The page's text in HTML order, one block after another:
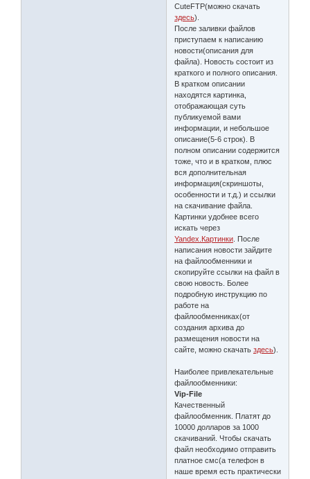
CuteFTP(можно скачать
здесь).
После заливки файлов
приступаем к написанию
новости(описания для
файла). Новость состоит из
краткого и полного описания.
В кратком описании
находятся картинка,
отображающая суть
публикуемой вами
информации, и небольшое
описание(5-6 строк). В
полном описании содержится
тоже, что и в кратком, плюс
вся дополнительная
информация(скриншоты,
особенности и т.д.) и ссылки
на скачивание файла.
Картинки удобнее всего
искать через
Yandex.Картинки . После
написания новости зайдите
на файлообменники и
скопируйте ссылки на файл в
свою новость. Более
подробную инструкцию по
работе на
файлообменниках(от
создания архива до
размещения новости на
сайте, можно скачатьздесь).
Наиболее привлекательные
файлообменники:
Vip-File
Качественный
файлообменник. Платят до
10000 долларов за 1000
скачиваний. Чтобы скачать
файл необходимо отправить
платное смс(а телефон в
наше время есть практически